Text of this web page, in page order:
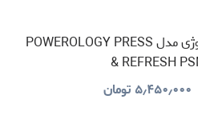
مخلوط کن قابل حمل پاورولوژی مدل POWEROLOGY PRESS
& REFRESH
۵٫۴۵۰٫۰۰۰تومان